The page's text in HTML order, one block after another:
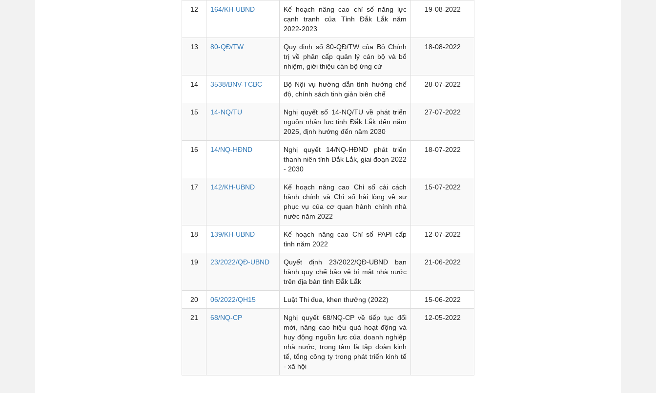
12 164/KH-UBND
Kế hoạch nâng cao chỉ số năng lực
cạnh tranh của Tỉnh Đắk Lắk năm
2022-2023
19-08-2022
13 80-QĐ/TW
Quy định số 80-QĐ/TW của Bộ Chính
trị về phân cấp quản lý cán bộ và bổ
nhiệm, giới thiệu cán bộ ứng cử
18-08-2022
14 3538/BNV-TCBC
Bộ Nội vụ hướng dẫn tính hưởng chế
độ, chính sách tinh giản biên chế
28-07-2022
15 14-NQ/TU
Nghị quyết số 14-NQ/TU về phát triển
nguồn nhân lực tỉnh Đắk Lắk đến năm
2025, định hướng đến năm 2030
27-07-2022
16 14/NQ-HĐND
Nghị quyết 14/NQ-HĐND phát triển
thanh niên tỉnh Đắk Lắk, giai đoạn 2022
- 2030
18-07-2022
17 142/KH-UBND
Kế hoạch nâng cao Chỉ số cải cách
hành chính và Chỉ số hài lòng về sự
phục vụ của cơ quan hành chính nhà
nước năm 2022
15-07-2022
18 139/KH-UBND
Kế hoạch nâng cao Chỉ số PAPI cấp
tỉnh năm 2022
12-07-2022
19 23/2022/QĐ-UBND
Quyết định 23/2022/QĐ-UBND ban
hành quy chế bảo vệ bí mật nhà nước
trên địa bàn tỉnh Đắk Lắk
21-06-2022
20 06/2022/QH15 Luật Thi đua, khen thưởng (2022) 15-06-2022
21 68/NQ-CP
Nghị quyết 68/NQ-CP về tiếp tục đổi
mới, nâng cao hiệu quả hoạt động và
huy động nguồn lực của doanh nghiệp
nhà nước, trọng tâm là tập đoàn kinh
tế, tổng công ty trong phát triển kinh tế
- xã hội
12-05-2022